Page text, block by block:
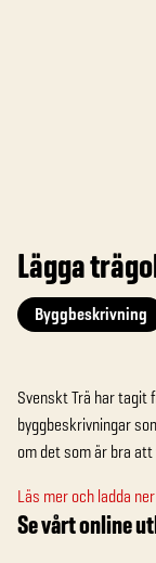
Lägga
Byggbeskrivning
Svenskt Trä har tagit
byggbeskrivningar
om det som är bra
Läs mer och ladda
Se vårt online